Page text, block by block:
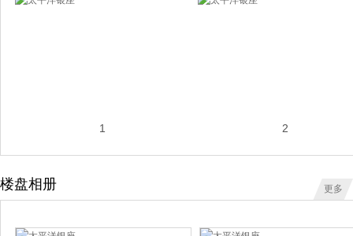
1 2
楼盘相册 更多